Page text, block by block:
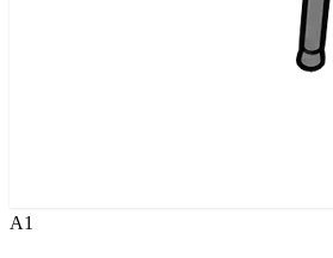
A1